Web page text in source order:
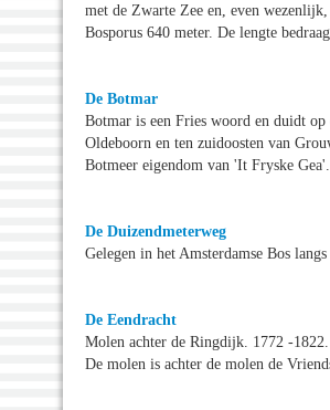
met de Zwarte Zee en, even
Bosporus 640 meter. De lengte
De Botmar
Botmar is een Fries woord en duidt op
Oldeboorn en ten zuidoosten van
Botmeer eigendom van 'It Fryske Gea'.
De Duizendmeterweg
Gelegen in het Amsterdamse Bos
De Eendracht
Molen achter de Ringdijk. 1772 -1822.
De molen is achter de molen de